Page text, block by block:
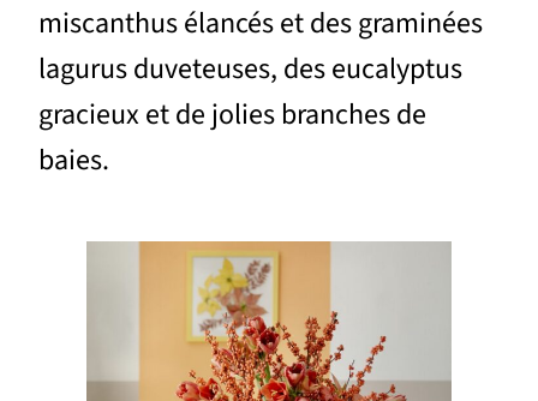
miscanthus élancés et des graminées
lagurus duveteuses, des eucalyptus
gracieux et de jolies branches de
baies.